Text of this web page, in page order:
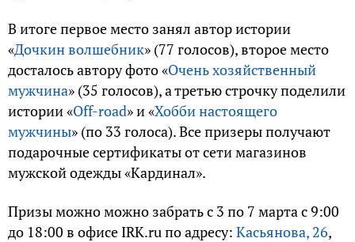
В итоге первое место занял автор истории
«Дочкин волшебник» (77 голосов), второе место
досталось автору фото «Очень хозяйственный
мужчина» (35 голосов), а третью строчку поделили
истории «Off-road» и «Хобби настоящего
мужчины» (по 33 голоса). Все призеры получают
подарочные сертификаты от сети магазинов
мужской одежды «Кардинал».
Призы можно можно забрать с 3 по 7 марта с 9:00
до 18:00 в офисе IRK.ru по адресу: Касьянова, 26,